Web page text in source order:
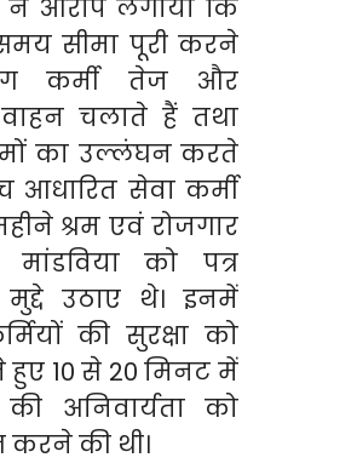
ने आरोप लगाया कि
सीमा पूरी करने
कर्मी तेज और
चलाते हैं तथा
का उल्लंघन करते
आधारित सेवा कर्मी
श्रम एवं रोजगार
को पत्र
उठाए थे। इनमें
की सुरक्षा को
हुए 10 से 20 मिनट में
अनिवार्यता को
करने की थी।